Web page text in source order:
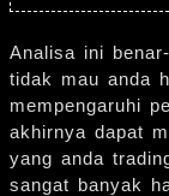
Analisa ini
tidak mau anda
mempengaruhi
akhirnya dapat
yang anda
sangat banyak